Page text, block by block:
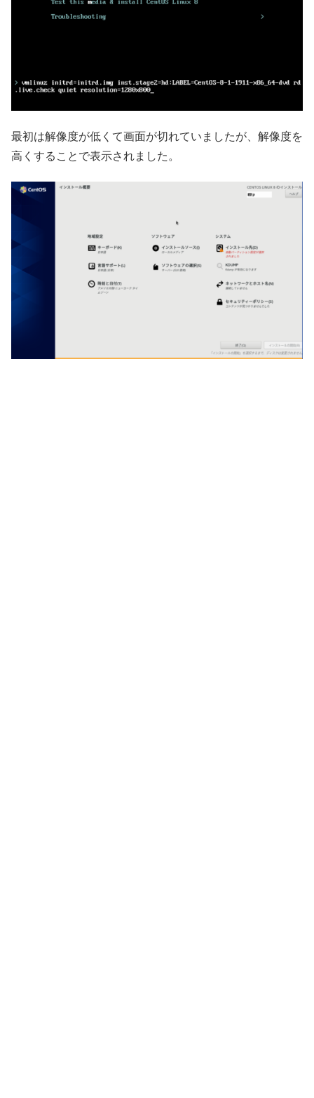
最初は解像度が低くて画面が切れていましたが、解像度を
高くすることで表示されました。